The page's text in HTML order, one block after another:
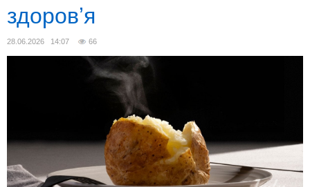
здоровʼя
28.06.2026 14:07 66